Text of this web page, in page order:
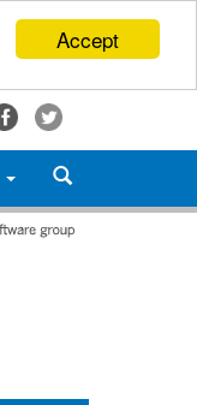
Accept